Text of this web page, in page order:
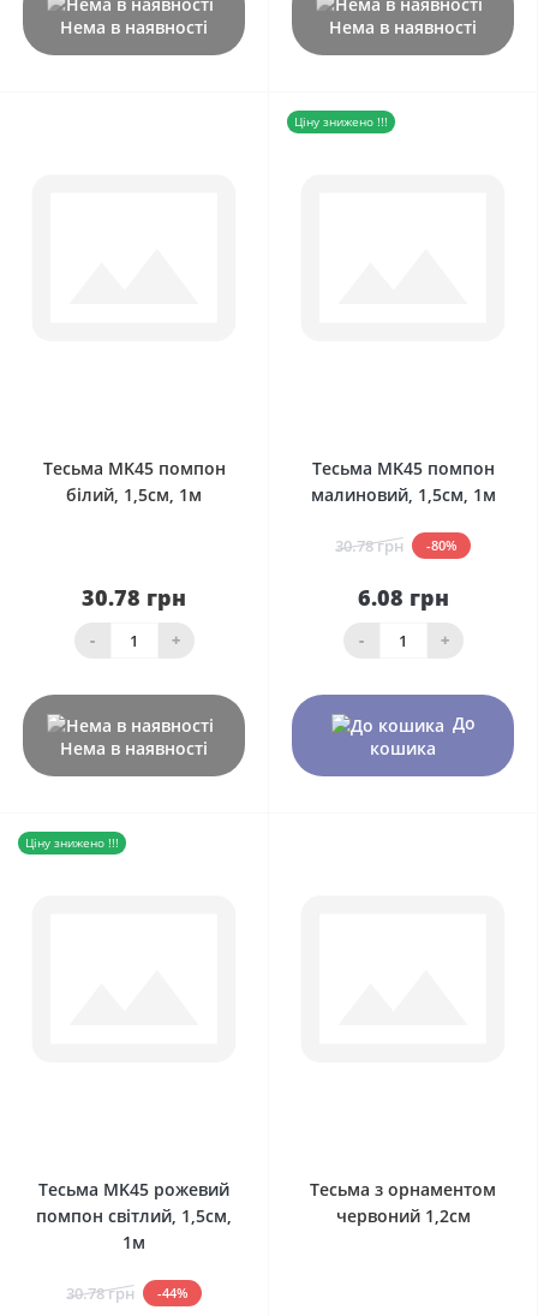
Нема в наявності Нема в наявності
Тесьма MK45 помпон
білий, 1,5см, 1м
30.78 грн
- +
Нема в наявності
Ціну знижено !!!
Тесьма MK45 помпон
малиновий, 1,5см, 1м
30.78 грн -80%
6.08 грн
- +
До
кошика
Ціну знижено !!!
Тесьма MK45 рожевий
помпон світлий, 1,5см,
1м
30.78 грн -44%
Тесьма з орнаментом
червоний 1,2см